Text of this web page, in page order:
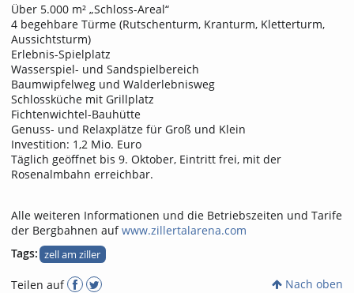
Über 5.000 m² „Schloss-Areal“
4 begehbare Türme (Rutschenturm, Kranturm, Kletterturm,
Aussichtsturm)
Erlebnis-Spielplatz
Wasserspiel- und Sandspielbereich
Baumwipfelweg und Walderlebnisweg
Schlossküche mit Grillplatz
Fichtenwichtel-Bauhütte
Genuss- und Relaxplätze für Groß und Klein
Investition: 1,2 Mio. Euro
Täglich geöffnet bis 9. Oktober, Eintritt frei, mit der
Rosenalmbahn erreichbar.
Alle weiteren Informationen und die Betriebszeiten und Tarife
der Bergbahnen aufwww.zillertalarena.com
Tags: zell am ziller
Teilen auf Nach oben